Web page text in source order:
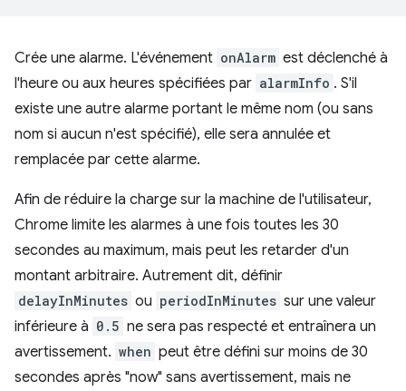
Crée une alarme. L'événement onAlarm est déclenché à
l'heure ou aux heures spécifiées par alarmInfo . S'il
existe une autre alarme portant le même nom (ou sans
nom si aucun n'est spécifié), elle sera annulée et
remplacée par cette alarme.
Afin de réduire la charge sur la machine de l'utilisateur,
Chrome limite les alarmes à une fois toutes les 30
secondes au maximum, mais peut les retarder d'un
montant arbitraire. Autrement dit, définir
delayInMinutes ou periodInMinutes sur une valeur
inférieure à 0.5 ne sera pas respecté et entraînera un
avertissement. when peut être défini sur moins de 30
secondes après "now" sans avertissement, mais ne